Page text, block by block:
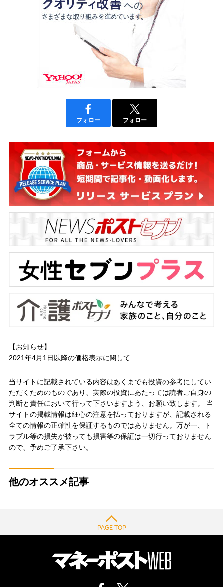
フォロー フォロー
【お知らせ】
2021年4月1日以降の価格表示に関して
当サイトに記載されている内容はあくまでも投資の参考にしてい
ただくためのものであり、実際の投資にあたっては読者ご自身の
判断と責任において行って下さいますよう、お願い致します。 当
サイトの掲載情報は細心の注意を払っておりますが、記載される
全ての情報の正確性を保証するものではありません。万が一、ト
ラブル等の損失が被っても損害等の保証は一切行っておりません
ので、予めご了承下さい。
他のオススメ記事
PAGE TOP